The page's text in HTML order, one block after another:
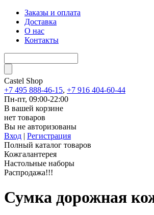
Заказы и оплата
Доставка
О нас
Контакты
Castel Shop
+7 495 888-46-15, +7 916 404-60-44
Пн-пт, 09:00-22:00
В вашей корзине
нет товаров
Вы не авторизованы
Вход | Регистрация
Полный каталог товаров
Кожгалантерея
Настольные наборы
Распродажа!!!
Сумка дорожная